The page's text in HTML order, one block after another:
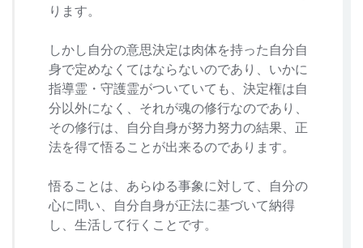
ります。
しかし自分の意思決定は肉体を持った自分自
身で定めなくてはならないのであり、いかに
指導霊・守護霊がついていても、決定権は自
分以外になく、それが魂の修行なのであり、
その修行は、自分自身が努力努力の結果、正
法を得て悟ることが出来るのであります。
悟ることは、あらゆる事象に対して、自分の
心に問い、自分自身が正法に基づいて納得
し、生活して行くことです。